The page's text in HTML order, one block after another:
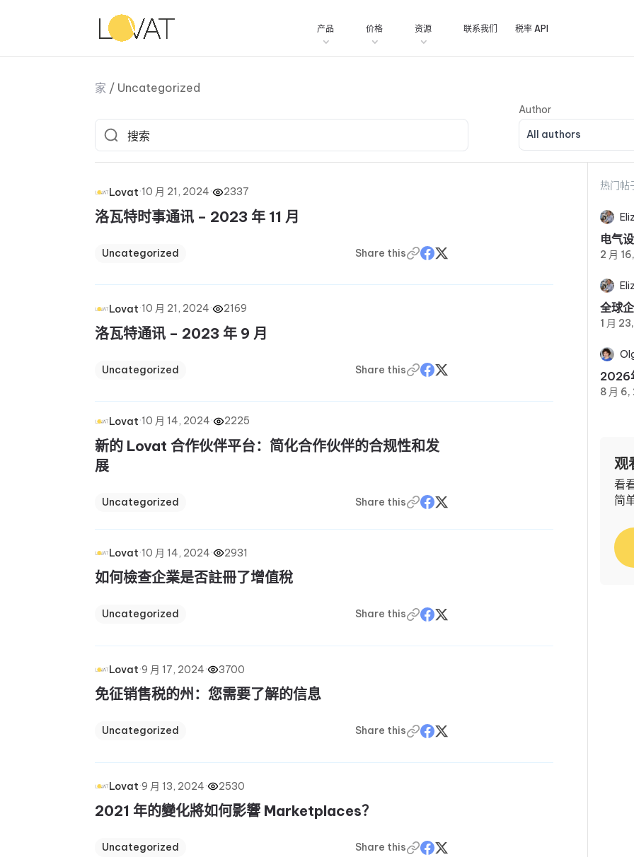
产品 价格 资源 联系我们 税率 API
家 / Uncategorized
All authors
Lovat·10 月 21, 2024· 2337
洛瓦特时事通讯 – 2023 年 11 月
Uncategorized Share this
Lovat·10 月 21, 2024· 2169
洛瓦特通讯 – 2023 年 9 月
Uncategorized Share this
Lovat·10 月 14, 2024· 2225
新的 Lovat 合作伙伴平台：简化合作伙伴的合规性和发
展
Uncategorized Share this
Lovat·10 月 14, 2024· 2931
如何檢查企業是否註冊了增值稅
Uncategorized Share this
Lovat·9 月 17, 2024· 3700
免征销售税的州：您需要了解的信息
Uncategorized Share this
Lovat·9 月 13, 2024· 2530
2021 年的變化將如何影響 Marketplaces？
Uncategorized Share this
热门帖
电气
2 月
全球
1 月
2026
8 月
观
看
简